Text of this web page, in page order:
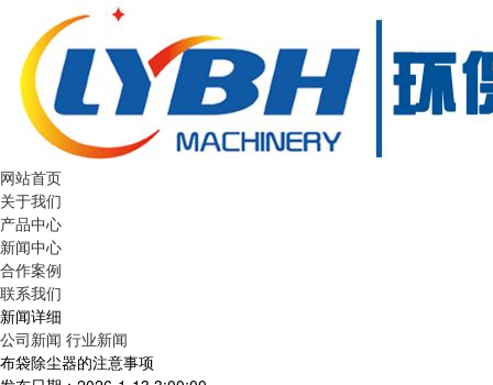
网站首页
关于我们
产品中心
新闻中心
合作案例
联系我们
新闻详细
公司新闻 行业新闻
布袋除尘器的注意事项